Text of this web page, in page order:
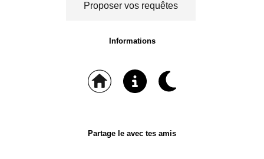
Proposer vos requêtes
Informations
Partage le avec tes amis